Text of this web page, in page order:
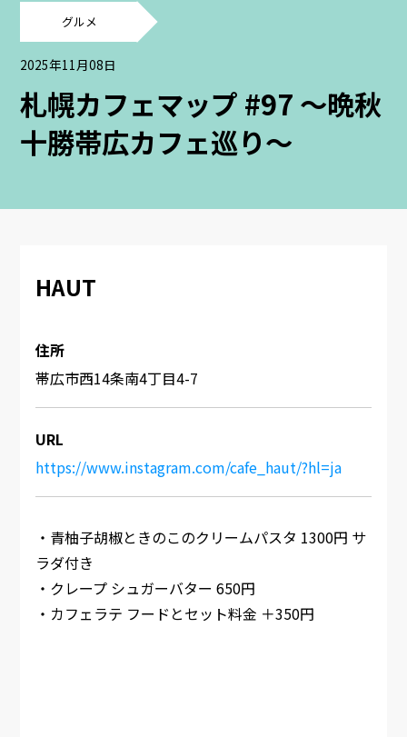
グルメ
2025年11月08日
札幌カフェマップ #97 ～晩秋
十勝帯広カフェ巡り～
HAUT
住所
帯広市西14条南4丁目4-7
URL
https://www.instagram.com/cafe_haut/?hl=ja
・青柚子胡椒ときのこのクリームパスタ 1300円 サ
ラダ付き
・クレープ シュガーバター 650円
・カフェラテ フードとセット料金 ＋350円